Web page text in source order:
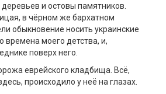
и остовы памятников.
в чёрном же бархатном
обыкновение носить украинские
времена моего детства, и,
поверх него.
еврейского кладбища. Всё,
происходило у неё на глазах.